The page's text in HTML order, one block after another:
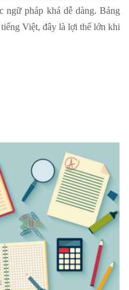
ngữ pháp khá dễ dàng. Bảng
Việt, đây là lợi thế lớn khi